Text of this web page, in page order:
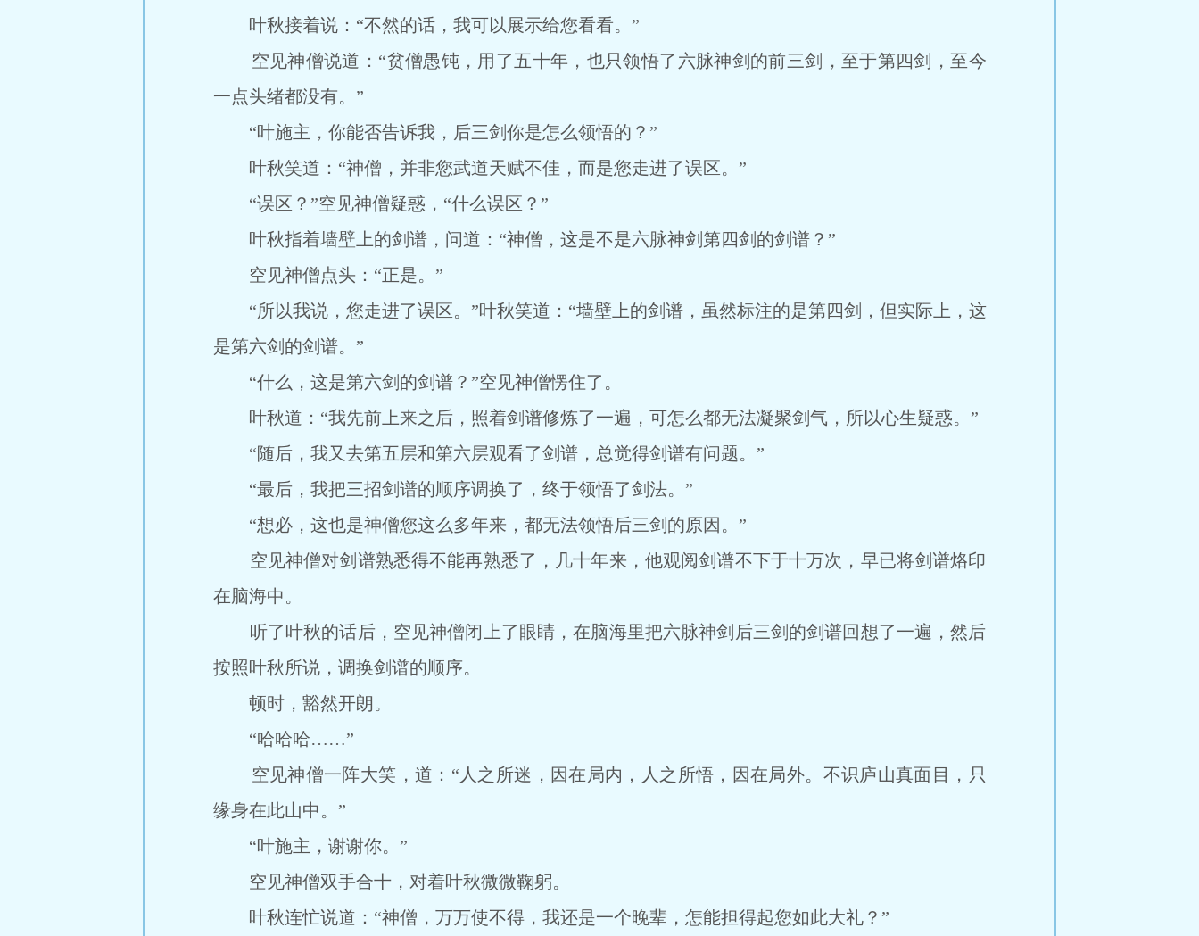
叶秋接着说：“不然的话，我可以展示给您看看。”
空见神僧说道：“贫僧愚钝，用了五十年，也只领悟了六脉神剑的前三剑，至于第四剑，至今
一点头绪都没有。”
“叶施主，你能否告诉我，后三剑你是怎么领悟的？”
叶秋笑道：“神僧，并非您武道天赋不佳，而是您走进了误区。”
“误区？”空见神僧疑惑，“什么误区？”
叶秋指着墙壁上的剑谱，问道：“神僧，这是不是六脉神剑第四剑的剑谱？”
空见神僧点头：“正是。”
“所以我说，您走进了误区。”叶秋笑道：“墙壁上的剑谱，虽然标注的是第四剑，但实际上，这
是第六剑的剑谱。”
“什么，这是第六剑的剑谱？”空见神僧愣住了。
叶秋道：“我先前上来之后，照着剑谱修炼了一遍，可怎么都无法凝聚剑气，所以心生疑惑。”
“随后，我又去第五层和第六层观看了剑谱，总觉得剑谱有问题。”
“最后，我把三招剑谱的顺序调换了，终于领悟了剑法。”
“想必，这也是神僧您这么多年来，都无法领悟后三剑的原因。”
空见神僧对剑谱熟悉得不能再熟悉了，几十年来，他观阅剑谱不下于十万次，早已将剑谱烙印
在脑海中。
听了叶秋的话后，空见神僧闭上了眼睛，在脑海里把六脉神剑后三剑的剑谱回想了一遍，然后
按照叶秋所说，调换剑谱的顺序。
顿时，豁然开朗。
“哈哈哈……”
空见神僧一阵大笑，道：“人之所迷，因在局内，人之所悟，因在局外。不识庐山真面目，只
缘身在此山中。”
“叶施主，谢谢你。”
空见神僧双手合十，对着叶秋微微鞠躬。
叶秋连忙说道：“神僧，万万使不得，我还是一个晚辈，怎能担得起您如此大礼？”